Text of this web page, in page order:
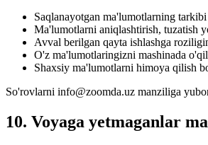
Saqlanayotgan ma'lumotlarning
Ma'lumotlarni aniqlashtirish, tuzatish
Avval berilgan qayta ishlashga
O'z ma'lumotlaringizni mashinada
Shaxsiy ma'lumotlarni himoya qilish
So'rovlarni info@zoomda.uz manziliga
10. Voyaga yetmaganlar